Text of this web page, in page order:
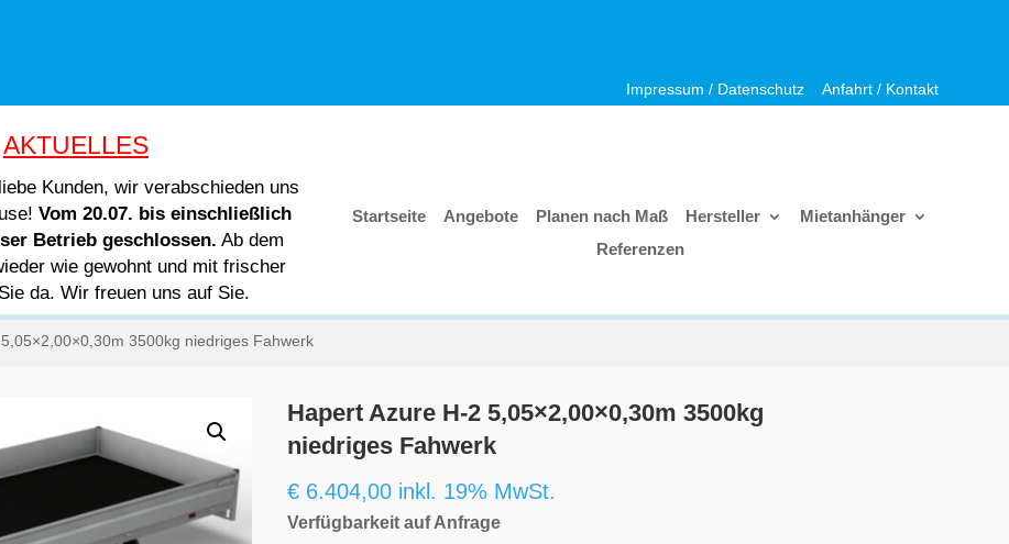
Impressum / Datenschutz Anfahrt / Kontakt
AKTUELLES
Kunden, wir verabschieden uns
Vom 20.07. bis einschließlich
Betrieb geschlossen. Ab dem
wie gewohnt und mit frischer
da. Wir freuen uns auf Sie.
Startseite Angebote Planen nach Maß Hersteller
Mietanhänger
Referenzen
3500kg niedriges Fahwerk
Hapert Azure H-2 5,05×2,00×0,30m 3500kg
niedriges Fahwerk
€ 6.404,00 inkl. 19% MwSt.
Verfügbarkeit auf Anfrage